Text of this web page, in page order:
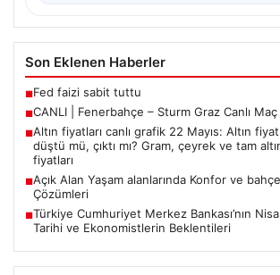
Son Eklenen Haberler
■Fed faizi sabit tuttu
■CANLI | Fenerbahçe – Sturm Graz Canlı Maç
■Altın fiyatları canlı grafik 22 Mayıs: Altın
düştü mü, çıktı mı? Gram, çeyrek ve tam
fiyatları
■Açık Alan Yaşam alanlarında Konfor ve
Çözümleri
■Türkiye Cumhuriyet Merkez Bankası’nın
Tarihi ve Ekonomistlerin Beklentileri